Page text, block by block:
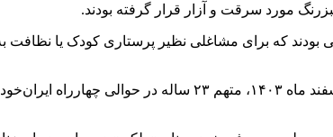
مورد سرقت و آزار قرار گرفته بودند.
بودند که برای مشاغلی نظیر پرستاری کودک یا
وی افزود: در ادامه اقدامات اطلاعاتی و فنی و با استفاده از اطلاعات جمع‌آوری‌شده از شکات، سرانجام در